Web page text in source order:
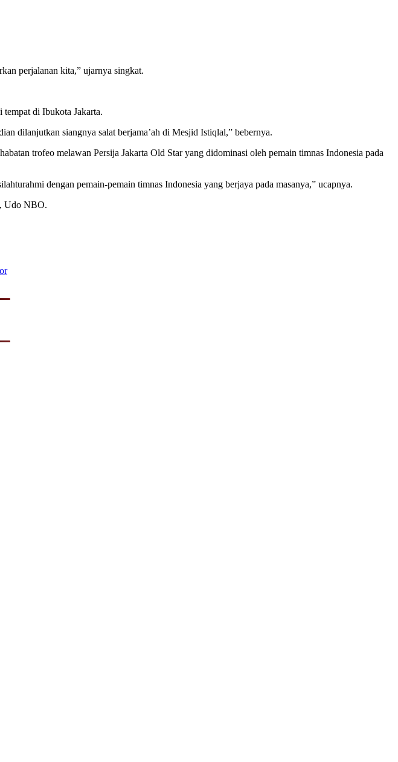
perjalanan kita,” ujarnya singkat.
di Ibukota Jakarta.
dilanjutkan siangnya salat berjama’ah di Mesjid Istiqlal,” bebernya.
trofeo melawan Persija Jakarta Old Star yang didominasi oleh pemain timnas Indonesia pada
dengan pemain-pemain timnas Indonesia yang berjaya pada masanya,” ucapnya.
Udo NBO.